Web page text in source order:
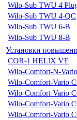
Wilo-Sub TWU 4
Wilo-Sub TWU 4-QC
Wilo-Sub TWU 6-B
Wilo-Sub TWU 8-B
Установки
COR-1 HELIX VE
Wilo-Comfort-N-
Wilo-Comfort-Vario
Wilo-Comfort-Vario
Wilo-Comfort-Vario
Wilo-Comfort-Vario